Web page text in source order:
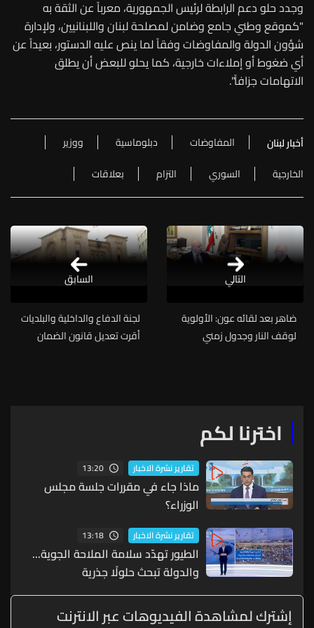
وجدد حلو دعم الرابطة لرئيس الجمهورية، معرباً عن الثقة به
"كموقع وطني جامع وضامن لمصلحة لبنان واللبنانيين، ولإدارة
شؤون الدولة والمفاوضات وفقاً لما ينص عليه الدستور، بعيداً عن
أي ضغوط أو إملاءات خارجية، كما يحلو للبعض أن يطلق
الاتهامات جزافاً".
أخبار لبنان المفاوضات دبلوماسية
ووزير
الخارجية
السوري التزام بعلاقات
التالي
ضاهر بعد لقائه عون: الأولوية
لوقف النار وجدول زمني
لجنة الدفاع والداخلية والبلديات
أقرت تعديل قانون الضمان
السابق
اخترنا لكم
تقارير نشرة الاخبار 13:20
ماذا جاء في مقررات جلسة مجلس
الوزراء؟
تقارير نشرة الاخبار 13:18
الطيور تهدّد سلامة الملاحة الجوية...
والدولة تبحث حلولًا جذرية
إشترك لمشاهدة الفيديوهات عبر الانترنت